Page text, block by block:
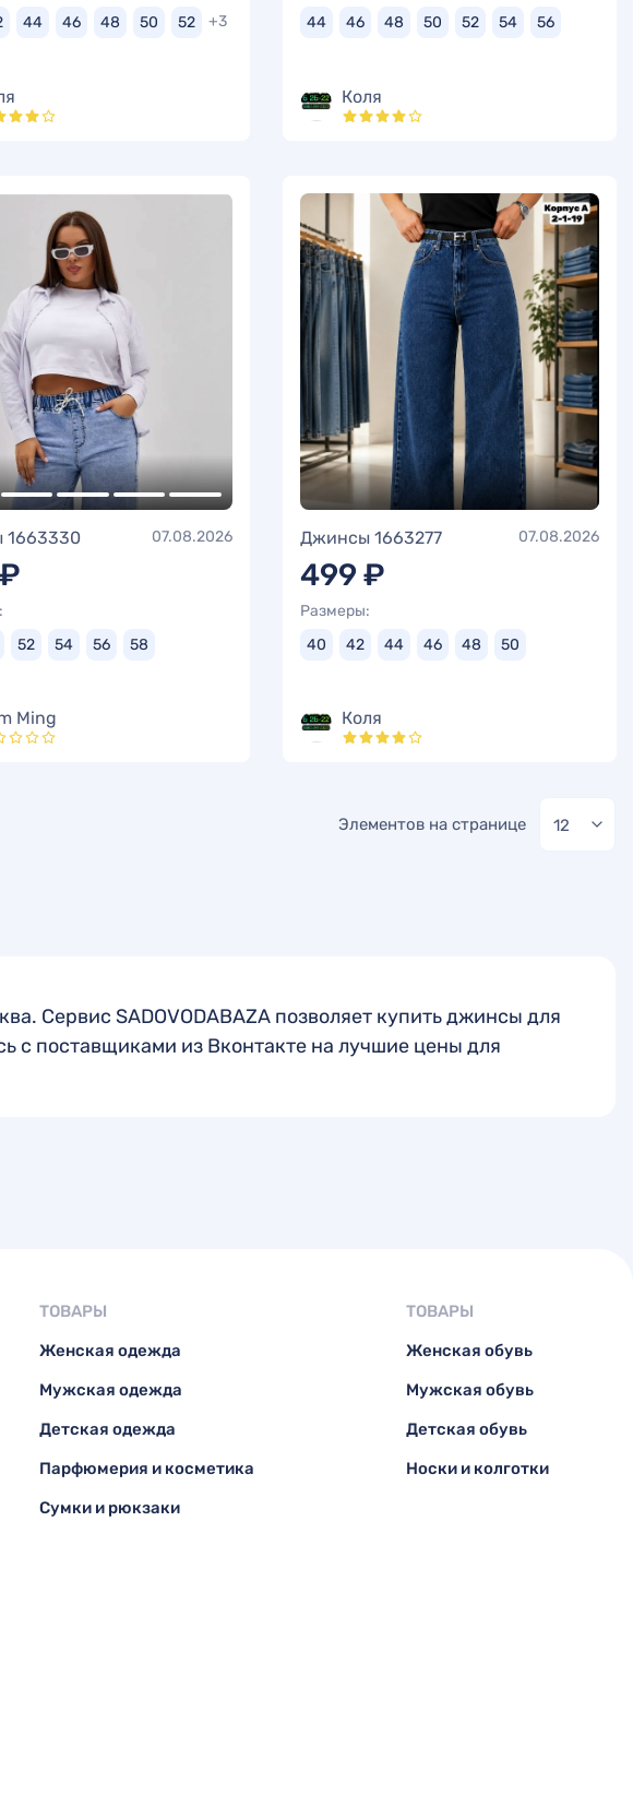
+3
44 46 48 50 52
44
46 48 50 52 54 56
Коля
07.08.2026
52 54 56 58
Ming
Джинсы 1663277 07.08.2026
499 ₽
Размеры:
40
42 44 46 48 50
Коля
Элементов на странице 12
Сервис SADOVODABAZA позволяет купить джинсы для
поставщиками из Вконтакте на лучшие цены для
ТОВАРЫ
Женская одежда
Мужская одежда
Детская одежда
Парфюмерия и косметика
Сумки и рюкзаки
ТОВАРЫ
Женская обувь
Мужская обувь
Детская обувь
Носки и колготки